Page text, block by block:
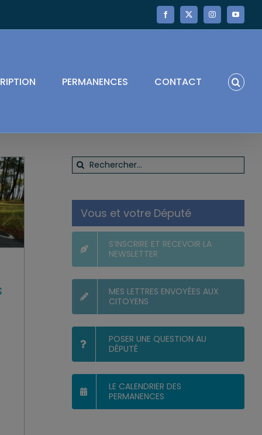
Facebook
X InstagramYouTube
PERMANENCES CONTACT
Rechercher:
Vous et votre Député
S’INSCRIRE ET RECEVOIR LA
NEWSLETTER
MES LETTRES ENVOYÉES AUX
CITOYENS
POSER UNE QUESTION AU
DÉPUTÉ
LE CALENDRIER DES
PERMANENCES